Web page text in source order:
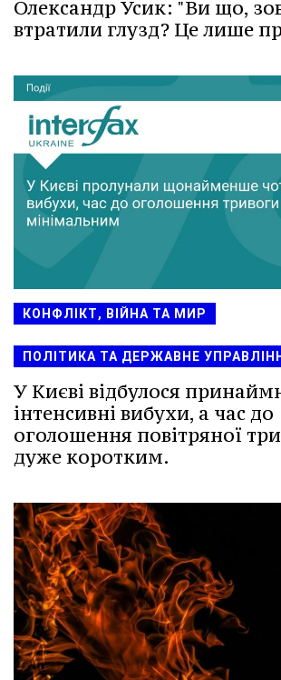
Олександр Усик: "Ви що,
втратили глузд? Це лише
КОНФЛІКТ, ВІЙНА ТА МИР
ПОЛІТИКА ТА ДЕРЖАВНЕ
У Києві відбулося
інтенсивні вибухи, а час до
оголошення повітряної
дуже коротким.